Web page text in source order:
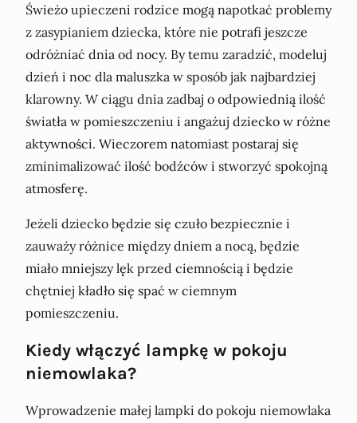
Świeżo upieczeni rodzice mogą napotkać problemy
z zasypianiem dziecka, które nie potrafi jeszcze
odróżniać dnia od nocy. By temu zaradzić, modeluj
dzień i noc dla maluszka w sposób jak najbardziej
klarowny. W ciągu dnia zadbaj o odpowiednią ilość
światła w pomieszczeniu i angażuj dziecko w różne
aktywności. Wieczorem natomiast postaraj się
zminimalizować ilość bodźców i stworzyć spokojną
atmosferę.
Jeżeli dziecko będzie się czuło bezpiecznie i
zauważy różnice między dniem a nocą, będzie
miało mniejszy lęk przed ciemnością i będzie
chętniej kładło się spać w ciemnym
pomieszczeniu.
Kiedy włączyć lampkę w pokoju
niemowlaka?
Wprowadzenie małej lampki do pokoju niemowlaka